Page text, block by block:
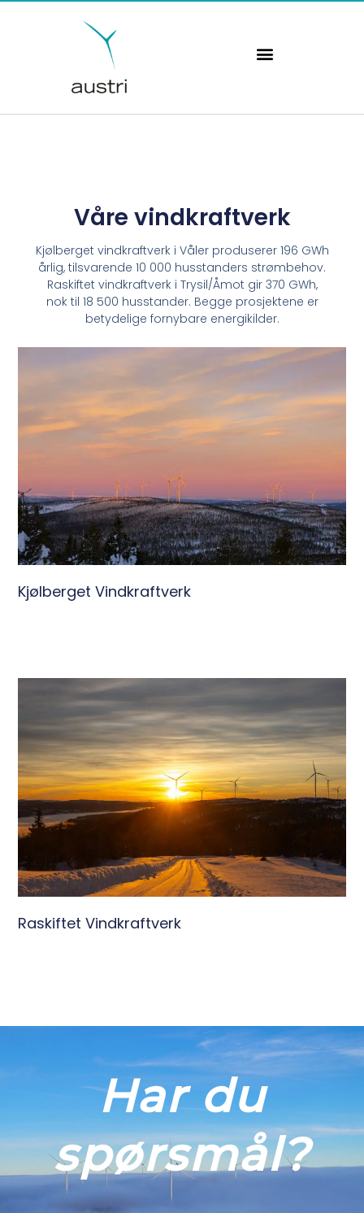
Våre vindkraftverk
Kjølberget vindkraftverk i Våler produserer 196 GWh
årlig, tilsvarende 10 000 husstanders strømbehov.
Raskiftet vindkraftverk i Trysil/Åmot gir 370 GWh,
nok til 18 500 husstander. Begge prosjektene er
betydelige fornybare energikilder.
Kjølberget Vindkraftverk
Raskiftet Vindkraftverk
Har du
spørsmål?